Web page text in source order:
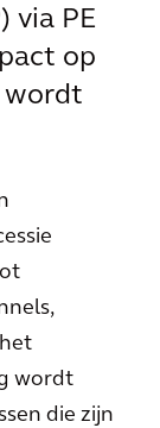
via PE
op
wordt
wordt
die zijn